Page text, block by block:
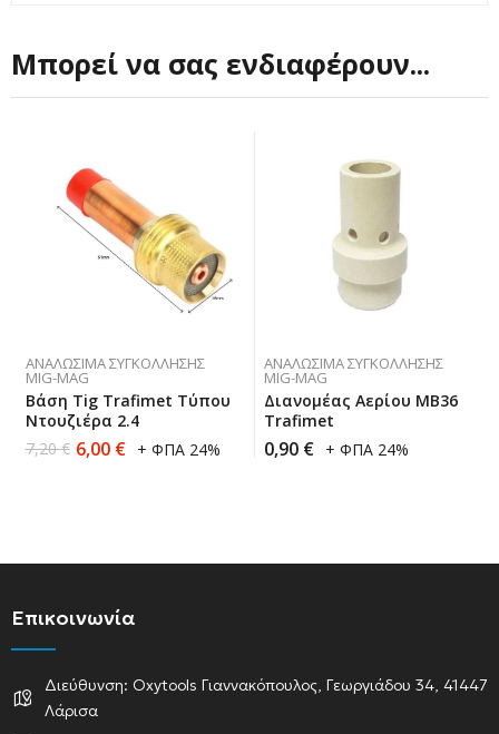
Μπορεί να σας ενδιαφέρουν...
ΑΝΑΛΏΣΙΜΑ ΣΥΓΚΌΛΛΗΣΗΣ
MIG-MAG
Βάση Tig Trafimet Τύπου
Ντουζιέρα 2.4
7,20€ 6,00 € + ΦΠΑ 24%
ΑΝΑΛΏΣΙΜΑ ΣΥΓΚΌΛΛΗΣΗΣ
MIG-MAG
Διανομέας Αερίου ΜΒ36
Trafimet
0,90 € + ΦΠΑ 24%
Επικοινωνία
Διεύθυνση: Oxytools Γιαννακόπουλος, Γεωργιάδου 34, 41447
Λάρισα